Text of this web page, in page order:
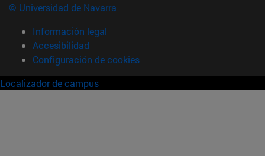
© Universidad de Navarra
Información legal
Accesibilidad
Configuración de cookies
Localizador de campus